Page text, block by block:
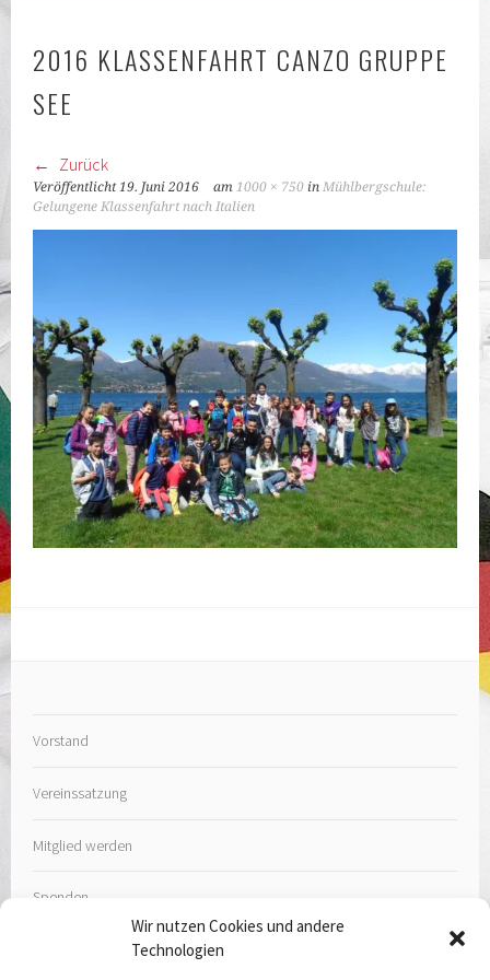
Wir nutzen Cookies und andere
Technologien
KLASSEN
2016 KLASSENFAHRT CANZO GRUPPE
SEE
Zurück
Veröffentlicht19. Juni 2016 am 1000 × 750 inMühlbergschule:
Gelungene Klassenfahrt nach Italien
Vorstand
Vereinssatzung
Mitglied werden
Spenden